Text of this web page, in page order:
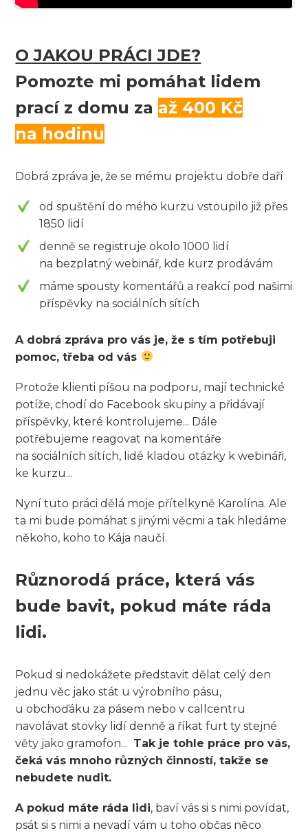
O JAKOU PRÁCI JDE?
Pomozte mi pomáhat lidem
prací z domu za až 400 Kč
na hodinu
Dobrá zpráva je, že se mému projektu dobře daří
od spuštění do mého kurzu vstoupilo již přes
1850 lidí
denně se registruje okolo 1000 lidí
na bezplatný webinář, kde kurz prodávám
máme spousty komentářů a reakcí pod našimi
příspěvky na sociálních sítích
A dobrá zpráva pro vás je, že s tím potřebuji
pomoc, třeba od vás
Protože klienti píšou na podporu, mají technické
potíže, chodí do Facebook skupiny a přidávají
příspěvky, které kontrolujeme... Dále
potřebujeme reagovat na komentáře
na sociálních sítích, lidé kladou otázky k webináři,
ke kurzu...
Nyní tuto práci dělá moje přítelkyně Karolína. Ale
ta mi bude pomáhat s jinými věcmi a tak hledáme
někoho, koho to Kája naučí.
Různorodá práce, která vás
bude bavit, pokud máte ráda
lidi.
Pokud si nedokážete představit dělat celý den
jednu věc jako stát u výrobního pásu,
u obchoďáku za pásem nebo v callcentru
navolávat stovky lidí denně a říkat furt ty stejné
věty jako gramofon... Tak je tohle práce pro vás,
čeká vás mnoho různých činností, takže se
nebudete nudit.
A pokud máte ráda lidi, baví vás si s nimi povídat,
psát si s nimi a nevadí vám u toho občas něco